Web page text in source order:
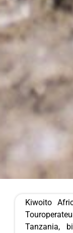
Kiwoito
Tanzania,